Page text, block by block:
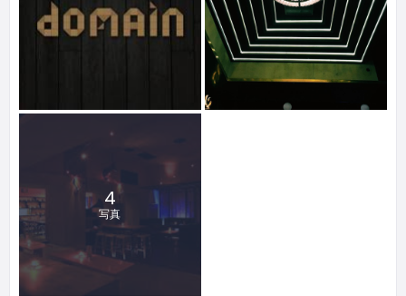
4
写真